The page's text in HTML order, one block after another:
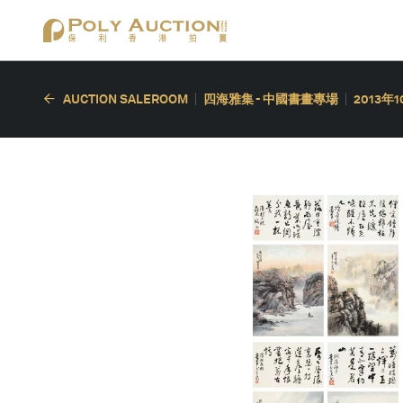
AUCTION SALEROOM 四海雅集 - 中國書畫專場 2013年